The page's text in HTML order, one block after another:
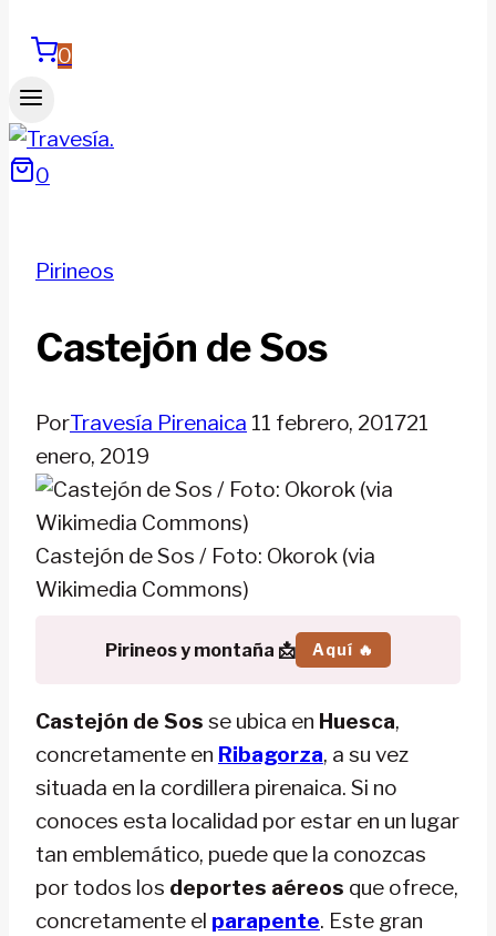
0
0
Pirineos
Castejón de Sos
PorTravesía Pirenaica 11 febrero, 201721
enero, 2019
Castejón de Sos / Foto: Okorok (via
Wikimedia Commons)
Pirineos y montaña 📩 Aquí 🔥
Castejón de Sos se ubica en Huesca,
concretamente en Ribagorza, a su vez
situada en la cordillera pirenaica. Si no
conoces esta localidad por estar en un lugar
tan emblemático, puede que la conozcas
por todos los deportes aéreos que ofrece,
concretamente el parapente. Este gran